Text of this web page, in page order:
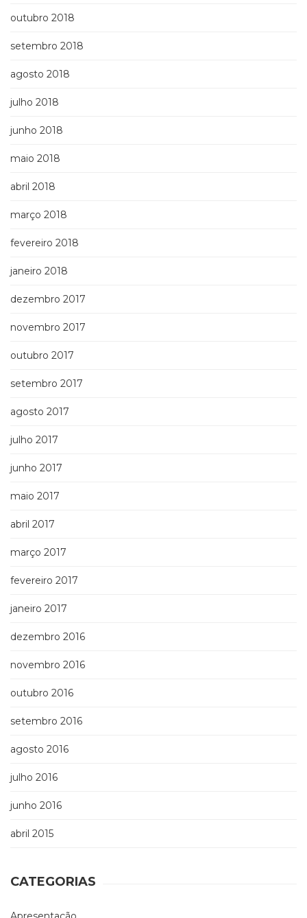
outubro 2018
setembro 2018
agosto 2018
julho 2018
junho 2018
maio 2018
abril 2018
março 2018
fevereiro 2018
janeiro 2018
dezembro 2017
novembro 2017
outubro 2017
setembro 2017
agosto 2017
julho 2017
junho 2017
maio 2017
abril 2017
março 2017
fevereiro 2017
janeiro 2017
dezembro 2016
novembro 2016
outubro 2016
setembro 2016
agosto 2016
julho 2016
junho 2016
abril 2015
CATEGORIAS